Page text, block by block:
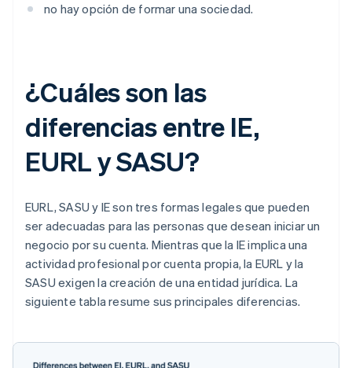
no hay opción de formar una sociedad.
¿Cuáles son las
diferencias entre IE,
EURL y SASU?
EURL, SASU y IE son tres formas legales que pueden
ser adecuadas para las personas que desean iniciar un
negocio por su cuenta. Mientras que la IE implica una
actividad profesional por cuenta propia, la EURL y la
SASU exigen la creación de una entidad jurídica. La
siguiente tabla resume sus principales diferencias.